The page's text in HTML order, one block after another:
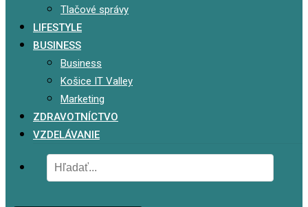
Tlačové správy
LIFESTYLE
BUSINESS
Business
Košice IT Valley
Marketing
ZDRAVOTNÍCTVO
VZDELÁVANIE